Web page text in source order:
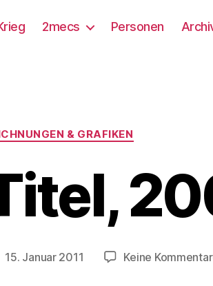
2mecs Personen
Kategorien
& GRAFIKEN
15. Januar 2011 Keine